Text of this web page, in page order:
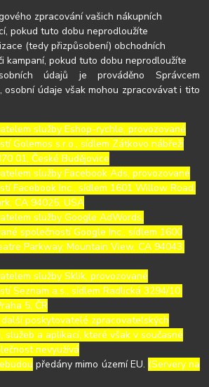
zpracování vašich nákupních
pokud tuto dobu neprodloužíte
(tedy přizpůsobení) obchodních
kampaní, pokud tuto dobu neprodloužíte
údajů je prováděno Správcem
osobní údaje však mohou zpracovávat i tito
služby Eshop-rychle, provozované
Golemos s.r.o., sídlem Zátkovo nábřeží
01, České Budějovice
služby Facebook Ads, provozované
Facebook Inc., sídlem 1601 Willow Road,
CA 94025, USA
služby Google AdWords,
společností Google Inc., sídlem 1600
Parkway, Mountain View, CA 94043,
služby Sklik, provozované
Seznam a.s., sídlem Radlická 3294/10,
5, ČR
další poskytovatelé zpracovatelských
služeb a aplikací, které však v současné
nevyužívá
předány mimo území EU. (Servery na